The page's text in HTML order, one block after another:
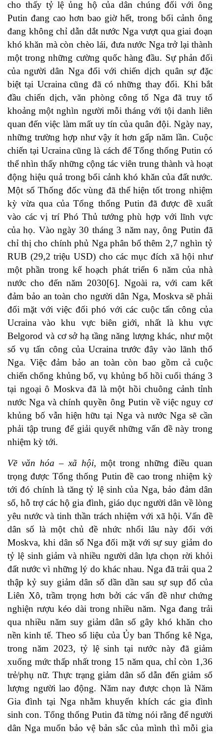
cho thấy tỷ lệ ủng hộ của dân chúng đối với ông
Putin đang cao hơn bao giờ hết, trong bối cảnh ông
đang không chỉ dẫn dắt nước Nga vượt qua giai đoạn
khó khăn mà còn chèo lái, đưa nước Nga trở lại thành
một trong những cường quốc hàng đầu. Sự phản đối
của người dân Nga đối với chiến dịch quân sự đặc
biệt tại Ucraina cũng đã có những thay đổi. Khi bắt
đầu chiến dịch, văn phòng công tố Nga đã truy tố
khoảng một nghìn người mỗi tháng với tội danh liên
quan đến việc làm mất uy tín của quân đội. Ngày nay,
những trường hợp như vậy ít hơn gấp năm lần. Cuộc
chiến tại Ucraina cũng là cách để Tổng thống Putin có
thể nhìn thấy những cộng tác viên trung thành và hoạt
động hiệu quả trong bối cảnh khó khăn của đất nước.
Một số Thống đốc vùng đã thể hiện tốt trong nhiệm
kỳ vừa qua của Tổng thống Putin đã được đề xuất
vào các vị trí Phó Thủ tướng phù hợp với lĩnh vực
của họ. Vào ngày 30 tháng 3 năm nay, ông Putin đã
chỉ thị cho chính phủ Nga phân bổ thêm 2,7 nghìn tỷ
RUB (29,2 triệu USD) cho các mục đích xã hội như
một phần trong kế hoạch phát triển 6 năm của nhà
nước cho đến năm 2030[6]. Ngoài ra, với cam kết
đảm bảo an toàn cho người dân Nga, Moskva sẽ phải
đối mặt với việc đối phó với các cuộc tấn công của
Ucraina vào khu vực biên giới, nhất là khu vực
Belgorod và cơ sở hạ tầng năng lượng khác, như một
số vụ tấn công của Ucraina trước đây vào lãnh thổ
Nga. Việc đảm bảo an toàn còn bao gồm cả cuộc
chiến chống khủng bố, vụ khủng bố hồi cuối tháng 3
tại ngoại ô Moskva đã là một hồi chuông cảnh tỉnh
nước Nga và chính quyền ông Putin về việc nguy cơ
khủng bố vẫn hiện hữu tại Nga và nước Nga sẽ cần
phải tập trung để giải quyết những vấn đề này trong
nhiệm kỳ tới.
Về văn hóa – xã hội, một trong những điều quan
trọng được Tổng thống Putin đề cao trong nhiệm kỳ
tới đó chính là tăng tỷ lệ sinh của Nga, bảo đảm dân
số, hỗ trợ các hộ gia đình, giáo dục người dân về lòng
yêu nước và tinh thần trách nhiệm với xã hội. Vấn đề
dân số là một chủ đề nhức nhối lâu này đối với
Moskva, khi dân số Nga đối mặt với sự suy giảm do
tỷ lệ sinh giảm và nhiều người dân lựa chọn rời khỏi
đất nước vì những lý do khác nhau. Nga đã trải qua 2
thập kỷ suy giảm dân số dần dần sau sự sụp đổ của
Liên Xô, trầm trọng hơn bởi các vấn đề như chứng
nghiện rượu kéo dài trong nhiều năm. Nga đang trải
qua nhiều năm suy giảm dân số gây khó khăn cho
nền kinh tế. Theo số liệu của Ủy ban Thống kê Nga,
trong năm 2023, tỷ lệ sinh tại nước này đã giảm
xuống mức thấp nhất trong 15 năm qua, chỉ còn 1,36
trẻ/phụ nữ. Thực trạng giảm dân số dẫn đến giảm số
lượng người lao động. Năm nay được chọn là Năm
Gia đình tại Nga nhằm khuyến khích các gia đình
sinh con. Tổng thống Putin đã từng nói rằng để người
dân Nga muốn bảo vệ bản sắc của mình thì mỗi gia